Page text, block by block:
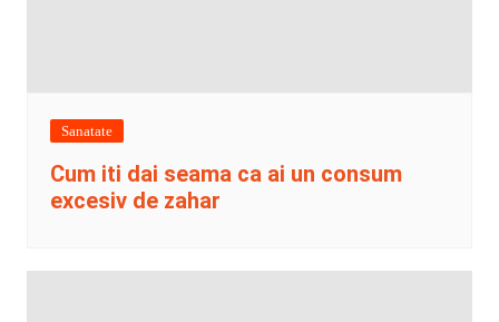
Sanatate
Cum iti dai seama ca ai un consum
excesiv de zahar